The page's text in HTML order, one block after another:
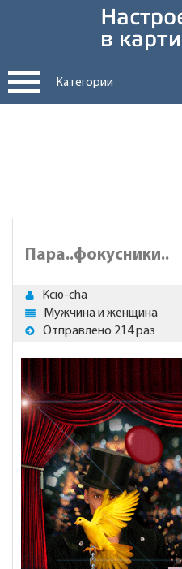
Категории
Пара..фокусники..
Ксю-cha
Мужчина и женщина
Отправлено 214 раз